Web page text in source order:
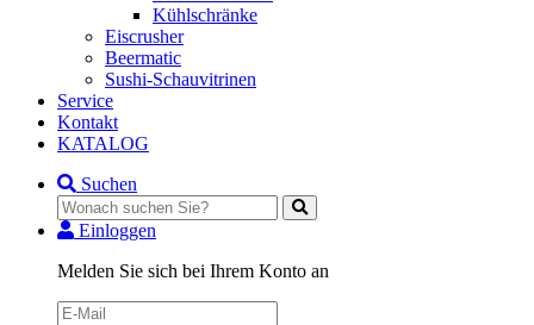
Kühlschränke
Eiscrusher
Beermatic
Sushi-Schauvitrinen
Service
Kontakt
KATALOG
Suchen
Einloggen
Melden Sie sich bei Ihrem Konto an